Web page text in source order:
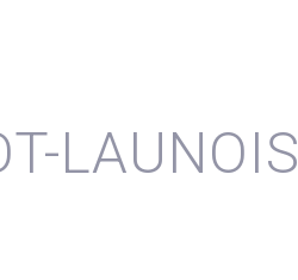
LAUNOIS